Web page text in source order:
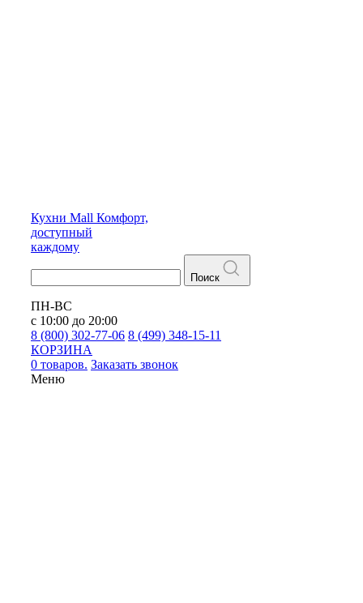
Кухни Mall Комфорт,
доступный
каждому
Поиск
ПН-ВС
с 10:00 до 20:00
8 (800) 302-77-06 8 (499) 348-15-11
КОРЗИНА
0 товаров. Заказать звонок
Меню